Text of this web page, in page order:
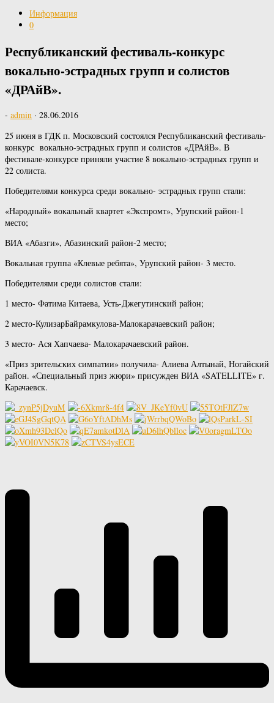
Информация
0
Республиканский фестиваль-конкурс
вокально-эстрадных групп и солистов
«ДРАйВ».
- admin · 28.06.2016
25 июня в ГДК п. Московский состоялся Республиканский фестиваль-
конкурс вокально-эстрадных групп и солистов «ДРАйВ». В
фестивале-конкурсе приняли участие 8 вокально-эстрадных групп и
22 солиста.
Победителями конкурса среди вокально- эстрадных групп стали:
«Народный» вокальный квартет «Экспромт», Урупский район-1
место;
ВИА «Абазги», Абазинский район-2 место;
Вокальная группа «Клевые ребята», Урупский район- 3 место.
Победителями среди солистов стали:
1 место- Фатима Китаева, Усть-Джегутинский район;
2 место-КулизарБайрамкулова-Малокарачаевский район;
3 место- Ася Хапчаева- Малокарачаевский район.
«Приз зрительских симпатии» получила- Алиева Алтынай, Ногайский
район. «Специальный приз жюри» присужден ВИА «SATELLITE» г.
Карачаевск.